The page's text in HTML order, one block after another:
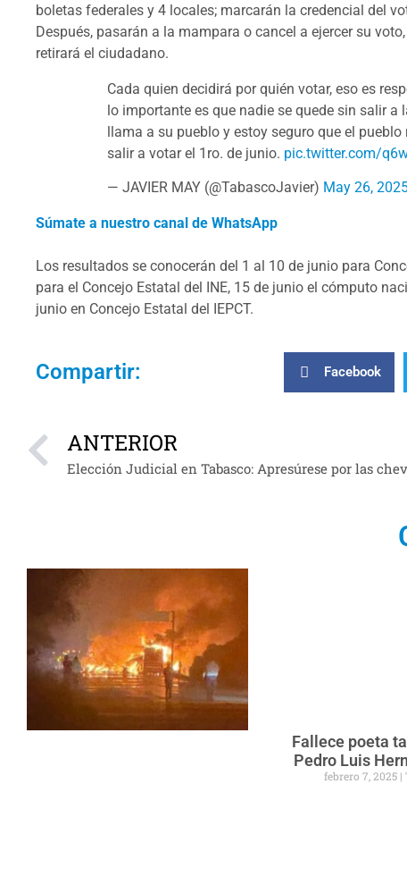
boletas federales y 4 locales; marcarán la credencial del
Después, pasarán a la mampara o cancel a ejercer su
retirará el ciudadano.
Cada quien decidirá por quién votar, eso es
lo importante es que nadie se quede sin salir a
llama a su pueblo y estoy seguro que el
salir a votar el 1ro. de junio. pic.twitter.com/
— JAVIER MAY (@TabascoJavier) May 26,
Súmate a nuestro canal de WhatsApp
Los resultados se conocerán del 1 al 10 de junio para
para el Concejo Estatal del INE, 15 de junio el cómputo
junio en Concejo Estatal del IEPCT.
Compartir: Facebook
ANTERIOR
Fallece poeta
Pedro Luis
febrero 7, 2025